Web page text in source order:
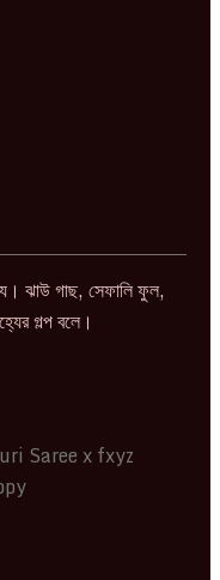
ঝাউ গাছ, সেফালি ফুল,
গল্প বলে।